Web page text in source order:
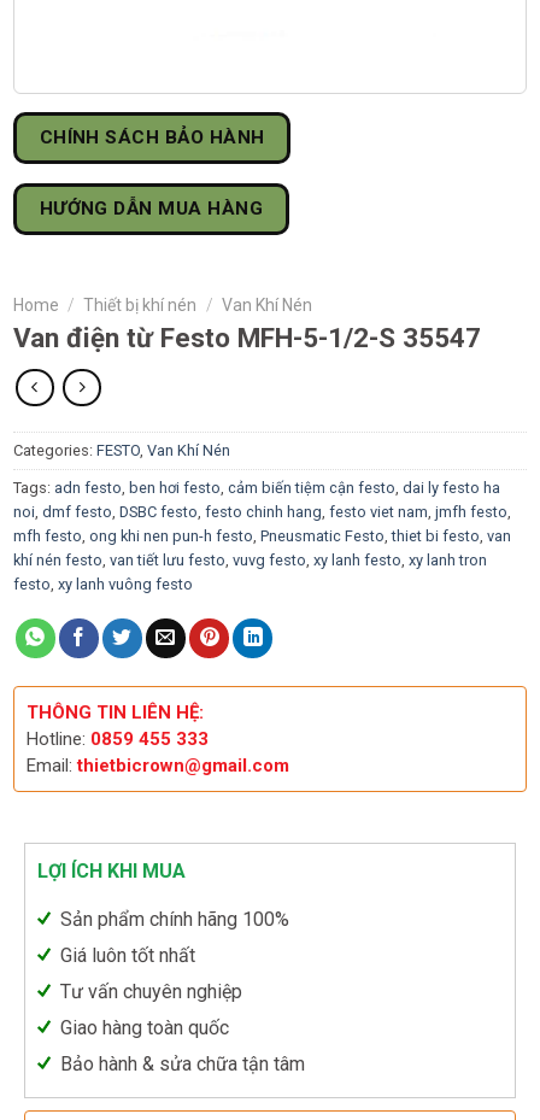
CHÍNH SÁCH BẢO HÀNH
HƯỚNG DẪN MUA HÀNG
Home / Thiết bị khí nén / Van Khí Nén
Van điện từ Festo MFH-5-1/2-S 35547
Categories: FESTO, Van Khí Nén
Tags: adn festo, ben hơi festo, cảm biến tiệm cận festo, dai ly festo ha
noi, dmf festo, DSBC festo, festo chinh hang, festo viet nam, jmfh festo,
mfh festo, ong khi nen pun-h festo, Pneusmatic Festo,thiet bi festo, van
khí nén festo, van tiết lưu festo, vuvg festo, xy lanh festo, xy lanh tron
festo, xy lanh vuông festo
THÔNG TIN LIÊN HỆ:
Hotline: 0859 455 333
Email:thietbicrown@gmail.com
LỢI ÍCH KHI MUA
Sản phẩm chính hãng 100%
Giá luôn tốt nhất
Tư vấn chuyên nghiệp
Giao hàng toàn quốc
Bảo hành & sửa chữa tận tâm